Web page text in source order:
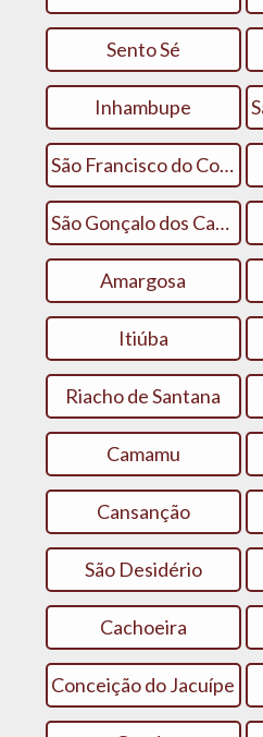
Sento Sé
Inhambupe
São Francisco do Conde
São Gonçalo dos Campos
Amargosa
Itiúba
Riacho de Santana
Camamu
Cansanção
São Desidério
Cachoeira
Conceição do Jacuípe